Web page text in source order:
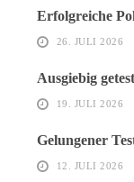
Erfolgreiche
26. JULI 2026
Ausgiebig
19. JULI 2026
Gelungener
12. JULI 2026